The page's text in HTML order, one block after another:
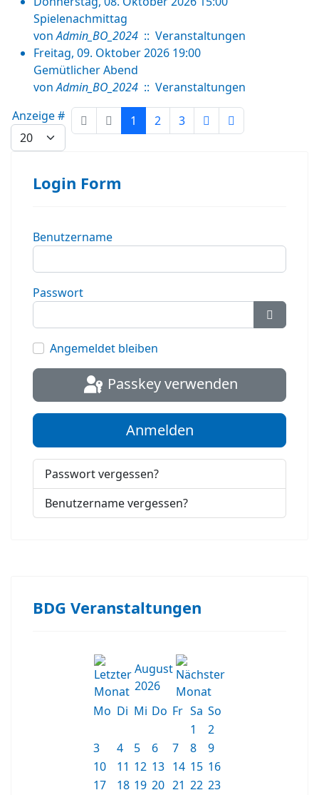
Spielenachmittag
von Admin_BO_2024 :: Veranstaltungen
Freitag, 09. Oktober 2026 19:00
Gemütlicher Abend
von Admin_BO_2024 :: Veranstaltungen
Limite der Paginierungsliste
Anzeige # 1 2 3
Login Form
Benutzername
Passwort
Angemeldet bleiben
Passkey verwenden
Anmelden
Passwort vergessen?
Benutzername vergessen?
BDG Veranstaltungen
August
2026
Mo Di Mi Do Fr Sa So
1
2
3
4 5 6 7 8
9
10
11 12 13 14 15 16
17
18 19 20 21 22 23